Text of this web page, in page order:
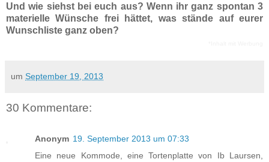
Und wie siehst bei euch aus? Wenn ihr ganz spontan 3
materielle Wünsche frei hättet, was stände auf eurer
Wunschliste ganz oben?
um September 19, 2013
30 Kommentare:
Anonym 19. September 2013 um 07:33
Eine neue Kommode, eine Tortenplatte von Ib Laursen,